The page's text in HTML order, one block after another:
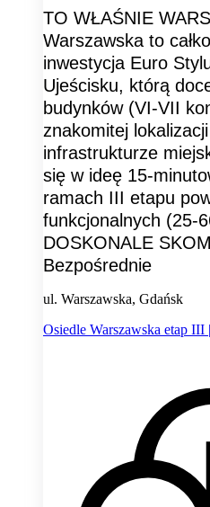
TO WŁAŚNIE
Warszawska to
inwestycja Euro
Ujeścisku, którą
budynków (VI-VII
znakomitej
infrastrukturze
się w ideę 15-
ramach III etapu
funkcjonalnych (25-
DOSKONALE
Bezpośrednie
ul. Warszawska, Gdańsk
Osiedle Warszawska etap